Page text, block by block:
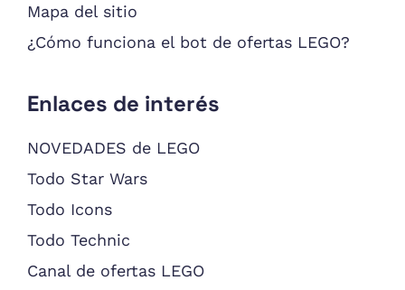
Mapa del sitio
¿Cómo funciona el bot de ofertas LEGO?
Enlaces de interés
NOVEDADES de LEGO
Todo Star Wars
Todo Icons
Todo Technic
Canal de ofertas LEGO